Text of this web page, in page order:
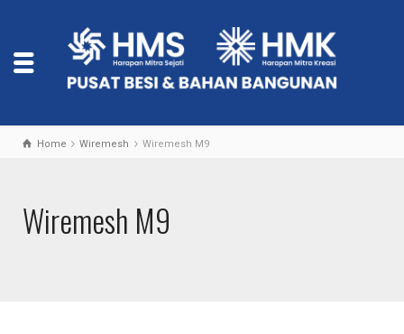
Home Wiremesh Wiremesh M9
Wiremesh M9